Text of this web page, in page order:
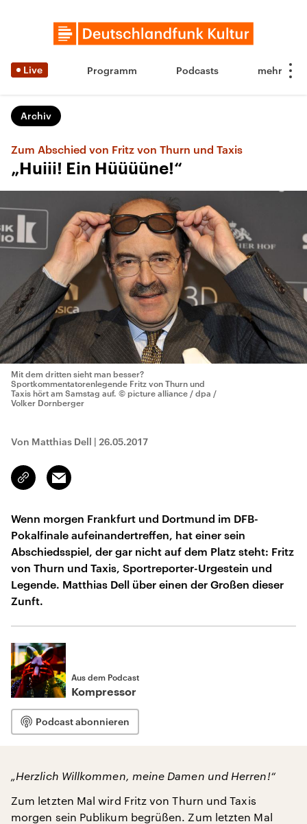
Live Programm Podcasts
Archiv
Zum Abschied von Fritz von Thurn und Taxis
„Huiii! Ein Hüüüüne!“
Mit dem dritten sieht man besser?
Sportkommentatorenlegende Fritz von Thurn und
Taxis hört am Samstag auf. © picture alliance / dpa /
Volker Dornberger
Von Matthias Dell | 26.05.2017
Link
kopieren/teilen
Email
Wenn morgen Frankfurt und Dortmund im DFB-
Pokalfinale aufeinandertreffen, hat einer sein
Abschiedsspiel, der gar nicht auf dem Platz steht: Fritz
von Thurn und Taxis, Sportreporter-Urgestein und
Legende. Matthias Dell über einen der Großen dieser
Zunft.
Aus dem Podcast
Kompressor
Podcast abonnieren
„Herzlich Willkommen, meine Damen und Herren!“
Zum letzten Mal wird Fritz von Thurn und Taxis
morgen sein Publikum begrüßen. Zum letzten Mal